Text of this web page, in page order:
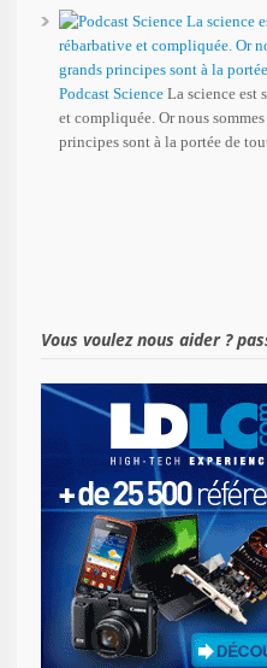
Podcast Science La science est
et compliquée. Or nous
principes sont à la portée de
Vous voulez nous aider ?